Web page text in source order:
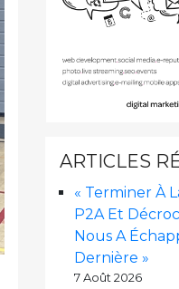
ARTICLES
« Terminer À
P2A Et
Nous A
Dernière »
7 Août 2026